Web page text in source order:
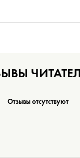
Отзывы отсутствуют